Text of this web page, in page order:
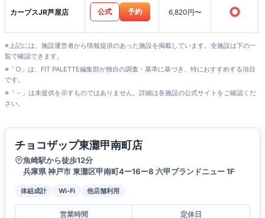
カーブスJR芦屋店 公式 予約 6,820円〜 ○
※上記には、施設運営者から情報提供のあった施設を掲載しています。全施設は下の一
覧で確認できます。
※「○」は、FIT PALETTE編集部が独自の調査・基準に基づき、特におすすめする項目
です。
※「－」は未提供を示すものではありません。詳細は各施設の公式サイトをご確認くだ
さい。
チョコザップ東灘甲南町店
魚崎駅から徒歩12分
兵庫県 神戸市 東灘区甲南町4ー16ー8 六甲ブランドニュー 1F
体組成計 Wi-Fi 他店舗利用
営業時間
定休日